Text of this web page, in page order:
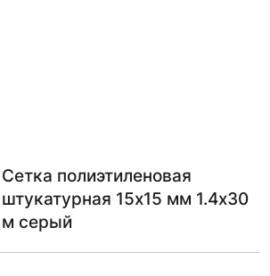
Сетка полиэтиленовая
штукатурная 15х15 мм 1.4х30
м серый